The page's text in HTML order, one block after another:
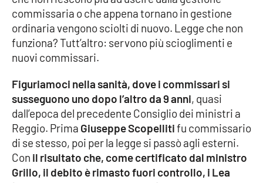
EDIZIONI
LOCALI
Crotone
Vibo Valentia
Reggio Calabria
commissaria o che appena tornano in gestione
ordinaria vengono sciolti di nuovo. Legge che non
funziona? Tutt’altro: servono più scioglimenti e
nuovi commissari.
Figuriamoci nella sanità, dove i commissari si
susseguono uno dopo l’altro da 9 anni, quasi
dall’epoca del precedente Consiglio dei ministri a
Reggio. Prima Giuseppe Scopellitifu commissario
di se stesso, poi per la legge si passò agli esterni.
Con il risultato che, come certificato dal ministro
Grillo, il debito è rimasto fuori controllo, i Lea